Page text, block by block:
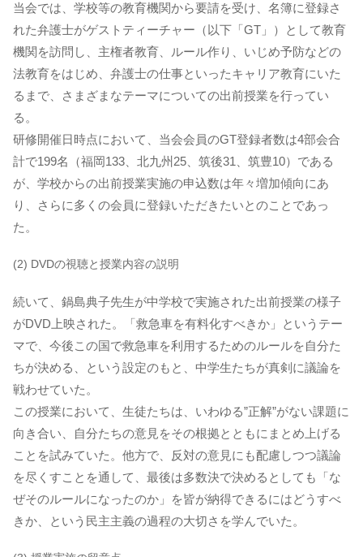
当会では、学校等の教育機関から要請を受け、名簿に登録さ
れた弁護士がゲストティーチャー（以下「GT」）として教育
機関を訪問し、主権者教育、ルール作り、いじめ予防などの
法教育をはじめ、弁護士の仕事といったキャリア教育にいた
るまで、さまざまなテーマについての出前授業を行ってい
る。
研修開催日時点において、当会会員のGT登録者数は4部会合
計で199名（福岡133、北九州25、筑後31、筑豊10）である
が、学校からの出前授業実施の申込数は年々増加傾向にあ
り、さらに多くの会員に登録いただきたいとのことであっ
た。
(2) DVDの視聴と授業内容の説明
続いて、鍋島典子先生が中学校で実施された出前授業の様子
がDVD上映された。「救急車を有料化すべきか」というテー
マで、今後この国で救急車を利用するためのルールを自分た
ちが決める、という設定のもと、中学生たちが真剣に議論を
戦わせていた。
この授業において、生徒たちは、いわゆる”正解”がない課題に
向き合い、自分たちの意見をその根拠とともにまとめ上げる
ことを試みていた。他方で、反対の意見にも配慮しつつ議論
を尽くすことを通して、最後は多数決で決めるとしても「な
ぜそのルールになったのか」を皆が納得できるにはどうすべ
きか、という民主主義の過程の大切さを学んでいた。